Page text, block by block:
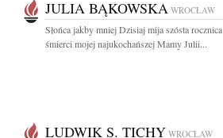
JULIA BĄKOWSKA WROCŁAW
Słońca jakby mniej Dzisiaj mija szósta rocznica
śmierci mojej najukochańszej Mamy Julii...
LUDWIK S. TICHY WROCŁAW